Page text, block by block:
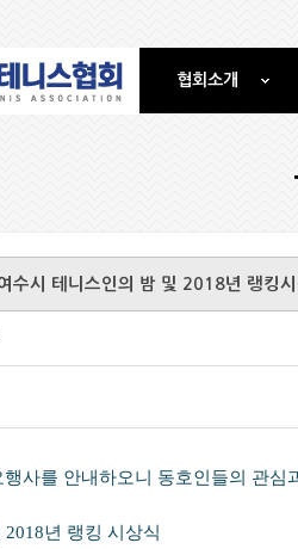
협회소개
수시 테니스인의 밤 및 2018년 랭킹
사를 안내하오니 동호인들의 관심
년 랭킹 시상식